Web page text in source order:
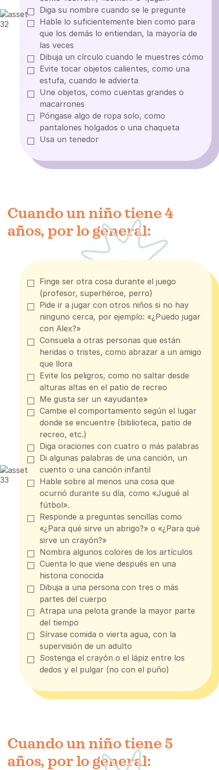
Diga su nombre cuando se le pregunte
Hable lo suficientemente bien como para
que los demás lo entiendan, la mayoría de
las veces
Dibuja un círculo cuando le muestres cómo
Evite tocar objetos calientes, como una
estufa, cuando le advierta
Une objetos, como cuentas grandes o
macarrones
Póngase algo de ropa solo, como
pantalones holgados o una chaqueta
Usa un tenedor
Cuando un niño tiene 4
años, por lo general:
Finge ser otra cosa durante el juego
(profesor, superhéroe, perro)
Pide ir a jugar con otros niños si no hay
ninguno cerca, por ejemplo: «¿Puedo jugar
con Alex?»
Consuela a otras personas que están
heridas o tristes, como abrazar a un amigo
que llora
Evite los peligros, como no saltar desde
alturas altas en el patio de recreo
Me gusta ser un «ayudante»
Cambie el comportamiento según el lugar
donde se encuentre (biblioteca, patio de
recreo, etc.)
Diga oraciones con cuatro o más palabras
Di algunas palabras de una canción, un
cuento o una canción infantil
Hable sobre al menos una cosa que
ocurrió durante su día, como «Jugué al
fútbol».
Responde a preguntas sencillas como
«¿Para qué sirve un abrigo?» o «¿Para qué
sirve un crayón?»
Nombra algunos colores de los artículos
Cuenta lo que viene después en una
historia conocida
Dibuja a una persona con tres o más
partes del cuerpo
Atrapa una pelota grande la mayor parte
del tiempo
Sírvase comida o vierta agua, con la
supervisión de un adulto
Sostenga el crayón o el lápiz entre los
dedos y el pulgar (no con el puño)
Cuando un niño tiene 5
años, por lo general: